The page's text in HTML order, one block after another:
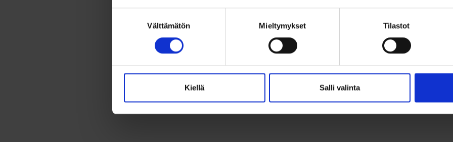
Välttämätön Mieltymykset Tilastot
Kiellä Salli valinta